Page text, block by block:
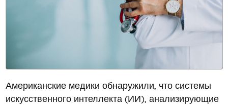
Американские медики обнаружили, что системы
искусственного интеллекта (ИИ), анализирующие